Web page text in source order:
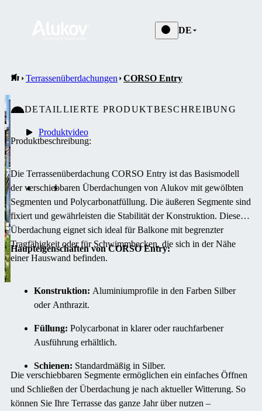
DE
Terrassenüberdachungen CORSO Entry
Produktvideo
DETAILLIERTE PRODUKTBESCHREIBUNG
Produktbeschreibung:
Die Terrassenüberdachung CORSO Entry ist das Basismodell
der verschiebbaren Überdachungen von Alukov mit gewölbten
Segmenten und Polycarbonatfüllung. Die äußeren Segmente sind
fixiert und gewährleisten die Stabilität der Konstruktion. Diese
Überdachung eignet sich ideal für Balkone mit begrenzter
Tragfähigkeit oder für Schwimmbecken, die sich in der Nähe
einer Hauswand befinden.
Haupteigenschaften von CORSO Entry:
Konstruktion: Aluminiumprofile in den Farben Silber
oder Anthrazit.
Füllung: Polycarbonat in klarer oder rauchfarbener
Ausführung erhältlich.
Schienen: Standardmäßig in Silber.
Die verschiebbaren Segmente ermöglichen ein einfaches Öffnen
und Schließen der Überdachung je nach aktueller Witterung. So
können Sie Ihre Terrasse das ganze Jahr über nutzen –